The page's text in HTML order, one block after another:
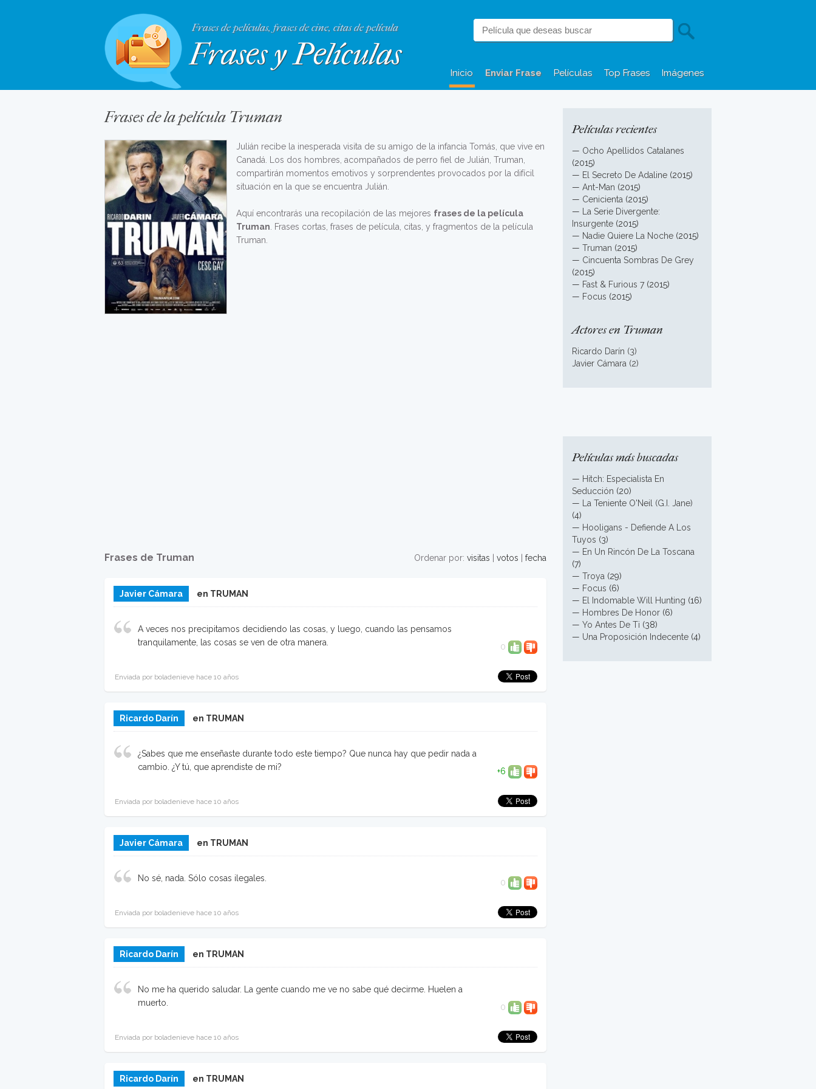
Frases de películas, frases de cine, citas de película
Frases y Películas
Inicio Enviar Frase Películas Top Frases Imágenes
Frases de la película Truman
Julián recibe la inesperada visita de su amigo de la infancia Tomás, que vive en
Canadá. Los dos hombres, acompañados de perro fiel de Julián, Truman,
compartirán momentos emotivos y sorprendentes provocados por la difícil
situación en la que se encuentra Julián.
Aquí encontrarás una recopilación de las mejores frases de la película
Truman . Frases cortas, frases de película, citas, y fragmentos de la película
Truman.
Ordenar por: visitas votos fecha
Frases de Truman
Javier Cámara en TRUMAN
A veces nos precipitamos decidiendo las cosas, y luego, cuando las pensamos
tranquilamente, las cosas se ven de otra manera.
0
Enviada por boladenieve hace 10 años
Ricardo Darín en TRUMAN
¿Sabes que me enseñaste durante todo este tiempo? Que nunca hay que pedir nada a
cambio. ¿Y tú, que aprendiste de mi?
+6
Enviada por boladenieve hace 10 años
Javier Cámara en TRUMAN
No sé, nada. Sólo cosas ilegales. 0
Enviada por boladenieve hace 10 años
Ricardo Darín en TRUMAN
No me ha querido saludar. La gente cuando me ve no sabe qué decirme. Huelen a
muerto.
0
Enviada por boladenieve hace 10 años
Ricardo Darín en TRUMAN
Películas recientes
— Ocho Apellidos Catalanes
(2015)
— El Secreto De Adaline (2015)
— Ant-Man (2015)
— Cenicienta (2015)
—
La Serie Divergente:
Insurgente (2015)
— Nadie Quiere La Noche (2015)
— Truman (2015)
— Cincuenta Sombras De Grey
(2015)
— Fast & Furious 7 (2015)
— Focus (2015)
Actores en Truman
Ricardo Darín (3)
Javier Cámara (2)
Películas más buscadas
— Hitch: Especialista En
Seducción (20)
—
La Teniente O'Neil (G.I. Jane)
(4)
— Hooligans - Defiende A Los
Tuyos (3)
— En Un Rincón De La Toscana
(7)
— Troya (29)
— Focus (6)
— El Indomable Will Hunting (16)
— Hombres De Honor (6)
— Yo Antes De Ti (38)
— Una Proposición Indecente (4)